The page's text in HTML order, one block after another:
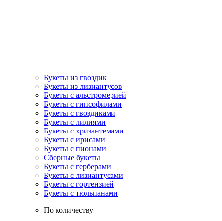
Букеты из гвоздик
Букеты из лизиантусов
Букеты с альстромерией
Букеты с гипсофилами
Букеты с гвоздиками
Букеты с лилиями
Букеты с хризантемами
Букеты с ирисами
Букеты с пионами
Сборные букеты
Букеты с герберами
Букеты с лизиантусами
Букеты с гортензией
Букеты с тюльпанами
По количеству